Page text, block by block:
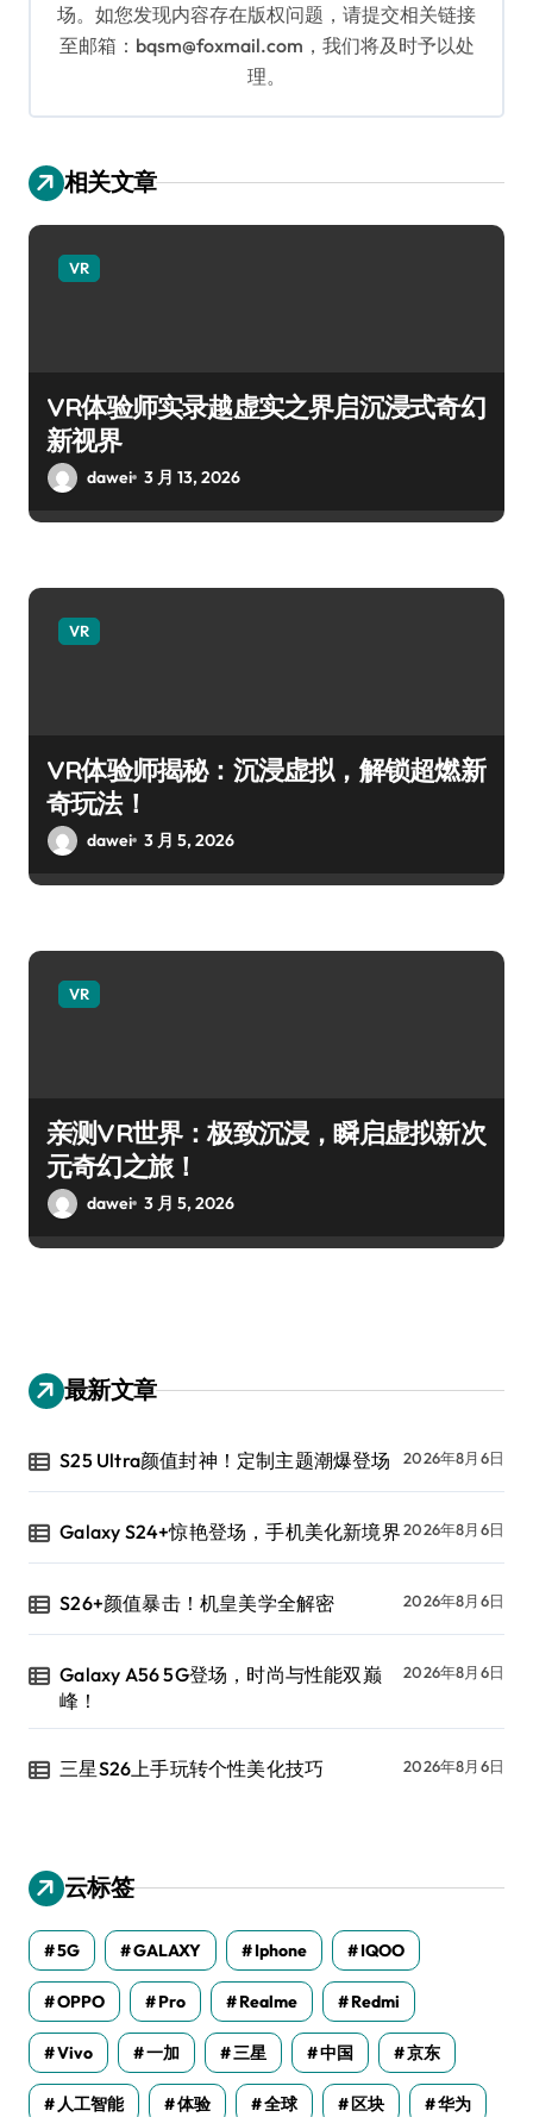
场。如您发现内容存在版权问题，请提交相关链接
至邮箱：bqsm@foxmail.com，我们将及时予以处
理。
相关文章
VR
VR体验师实录越虚实之界启沉浸式奇幻
新视界
dawei 3 月 13, 2026
VR
VR体验师揭秘：沉浸虚拟，解锁超燃新
奇玩法！
dawei 3 月 5, 2026
VR
亲测VR世界：极致沉浸，瞬启虚拟新次
元奇幻之旅！
dawei 3 月 5, 2026
最新文章
S25 Ultra颜值封神！定制主题潮爆登场 2026年8月6日
Galaxy S24+惊艳登场，手机美化新境界2026年8月6日
S26+颜值暴击！机皇美学全解密 2026年8月6日
Galaxy A56 5G登场，时尚与性能双巅
峰！
2026年8月6日
三星S26上手玩转个性美化技巧 2026年8月6日
云标签
5G GALAXY Iphone IQOO
OPPO Pro Realme Redmi
Vivo 一加 三星 中国 京东
人工智能 体验 全球 区块 华为